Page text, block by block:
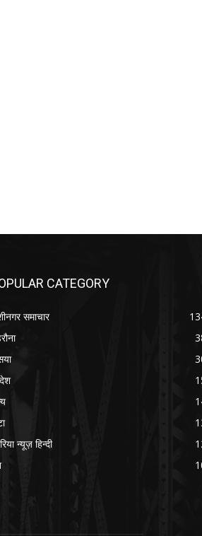
CATEGORY
समाचार
न्यूज़ हिन्दी